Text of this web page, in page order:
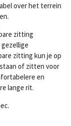
over het terrein
zitting
zitting kun je op
of zitten voor
en
lange rit.